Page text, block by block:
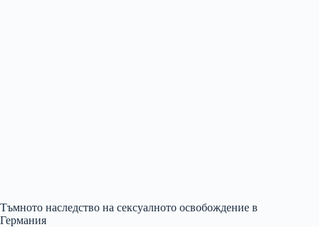
Тъмното наследство на сексуалното освобождение в
Германия